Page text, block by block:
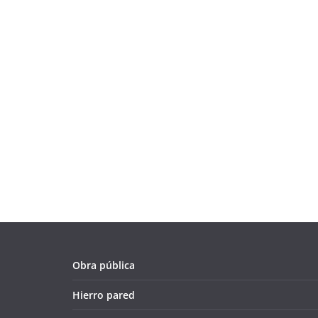
Obra pública
Hierro pared